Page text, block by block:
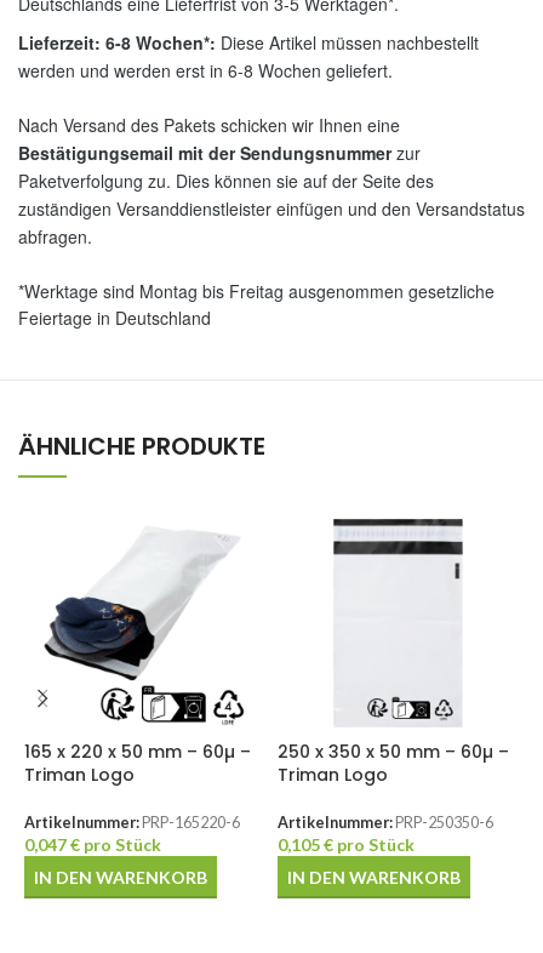
Lieferzeit: 6-8 Wochen*: Diese Artikel müssen nachbestellt
werden und werden erst in 6-8 Wochen geliefert.
Nach Versand des Pakets schicken wir Ihnen eine
Bestätigungsemail mit der Sendungsnummerzur
Paketverfolgung zu. Dies können sie auf der Seite des
zuständigen Versanddienstleister einfügen und den Versandstatus
abfragen.
*Werktage sind Montag bis Freitag ausgenommen gesetzliche
Feiertage in Deutschland
ÄHNLICHE PRODUKTE
165 x 220 x 50 mm – 60µ –
Triman Logo
Artikelnummer: PRP-165220-6
0,047€ pro Stück
IN DEN WARENKORB
250 x 350 x 50 mm – 60µ –
Triman Logo
Artikelnummer: PRP-250350-6
0,105€pro Stück
IN DEN WARENKORB